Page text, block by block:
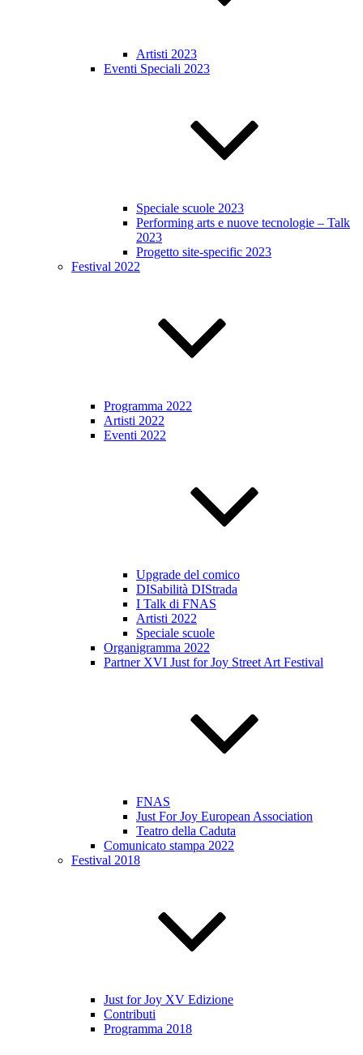
Artisti 2023
Eventi Speciali 2023
Speciale scuole 2023
Performing arts e nuove tecnologie – Talk
2023
Progetto site-specific 2023
Festival 2022
Programma 2022
Artisti 2022
Eventi 2022
Upgrade del comico
DISabilità DIStrada
I Talk di FNAS
Artisti 2022
Speciale scuole
Organigramma 2022
Partner XVI Just for Joy Street Art Festival
FNAS
Just For Joy European Association
Teatro della Caduta
Comunicato stampa 2022
Festival 2018
Just for Joy XV Edizione
Contributi
Programma 2018